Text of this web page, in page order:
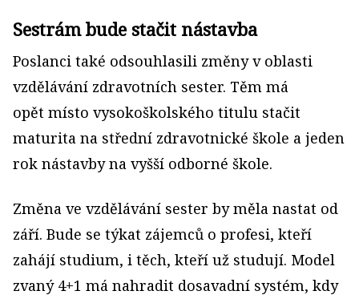
Sestrám bude stačit nástavba
Poslanci také odsouhlasili změny v oblasti
vzdělávání zdravotních sester. Těm má
opět místo vysokoškolského titulu stačit
maturita na střední zdravotnické škole a jeden
rok nástavby na vyšší odborné škole.
Změna ve vzdělávání sester by měla nastat od
září. Bude se týkat zájemců o profesi, kteří
zahájí studium, i těch, kteří už studují. Model
zvaný 4+1 má nahradit dosavadní systém, kdy